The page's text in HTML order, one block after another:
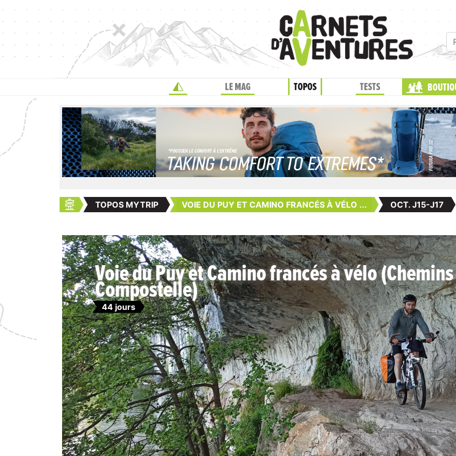
LE MAG TOPOS TESTS
TOPOS MYTRIP VOIE DU PUY ET CAMINO FRANCÉS À VÉLO ... OCT. J15-J17
Voie du Puy et Camino francés à vélo
Compostelle)
44 jours